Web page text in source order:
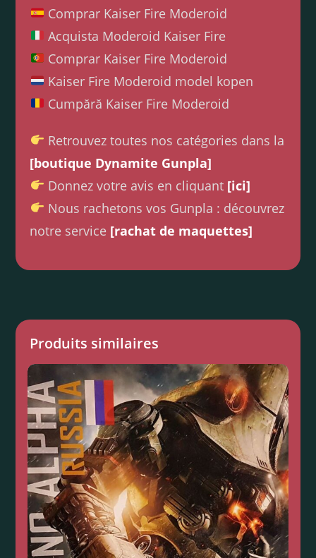
Comprar Kaiser Fire Moderoid
Acquista Moderoid Kaiser Fire
Comprar Kaiser Fire Moderoid
Kaiser Fire Moderoid model kopen
Cumpără Kaiser Fire Moderoid
Retrouvez toutes nos catégories dans la
[boutique Dynamite Gunpla]
Donnez votre avis en cliquant [ici]
Nous rachetons vos Gunpla : découvrez
notre service [rachat de maquettes]
Produits similaires